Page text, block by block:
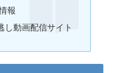
報
し動画配信サイト